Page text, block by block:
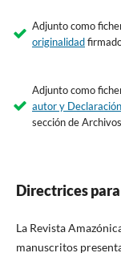
Adjunto como
originalidad
Adjunto como
autor y
sección de
Directrices
La Revista
manuscritos